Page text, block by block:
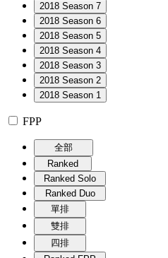
2018 Season 7
2018 Season 6
2018 Season 5
2018 Season 4
2018 Season 3
2018 Season 2
2018 Season 1
FPP
全部
Ranked
Ranked Solo
Ranked Duo
單排
雙排
四排